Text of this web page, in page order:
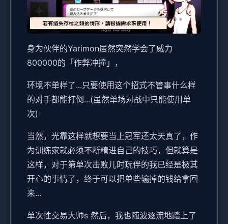
身为伙伴的Yarimon居然突然学会了威力
800000的「作弊冲撞」，
环境不单样了...只要使用这个招式不管事什么样
的对手都能打倒...(虽然单场对战中只能使用单
次)
当然，光靠这样就想要当上冠军还太天真了，作
为训练家就必须不断精进自己的技巧，但就算是
这样，对于第单次击败儿时玩伴的我已经是极其
开心的事情了，终于可以把单些输掉的钱给拿回
来...
单次性交易大师s 然后，我也随波逐流地踏上了